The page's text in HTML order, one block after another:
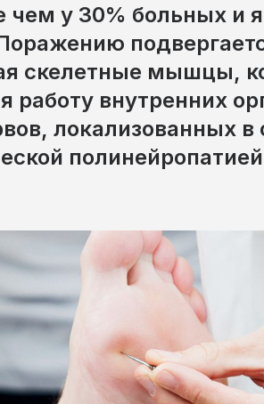
чем у 30% больных и
скелетные мышцы,
внутренних
локализованных в